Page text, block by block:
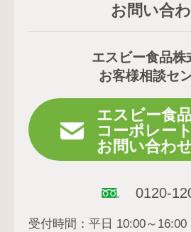
お問い合
エスビー食品株
お客様相談セ
エスビー食
コーポレー
お問い合わ
0120-
受付時間：平日 10:00～16:00